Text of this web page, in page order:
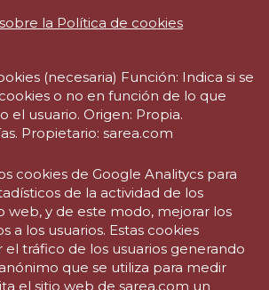
la Política de cookies
(necesaria) Función: Indica si se
o no en función de lo que
el usuario. Origen: Propia.
Propietario: sarea.com
cookies de Google Analitycs para
de la actividad de los
web, y de este modo, mejorar los
a los usuarios. Estas cookies
tráfico de los usuarios generando
que se utiliza para medir
el sitio web de sarea.com un